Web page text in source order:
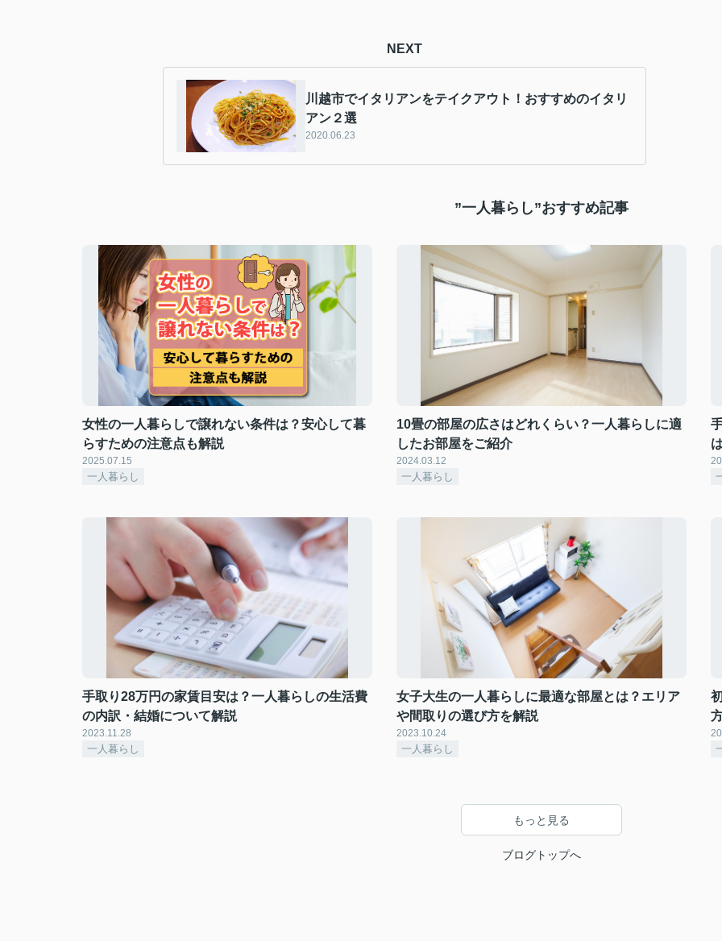
NEXT
川越市でイタリアンをテイクアウト！おすすめのイタリ
アン２選
2020.06.23
”一人暮らし”おすすめ記事
女性の一人暮らしで譲れない条件は？安心して暮
らすための注意点も解説
2025.07.15
一人暮らし
10畳の部屋の広さはどれくらい？一人暮らしに適
したお部屋をご紹介
2024.03.12
一人暮らし
手取り28万円の家賃目安は？一人暮らしの生活費
の内訳・結婚について解説
2023.11.28
一人暮らし
女子大生の一人暮らしに最適な部屋とは？エリア
や間取りの選び方を解説
2023.10.24
一人暮らし
もっと見る
ブログトップへ